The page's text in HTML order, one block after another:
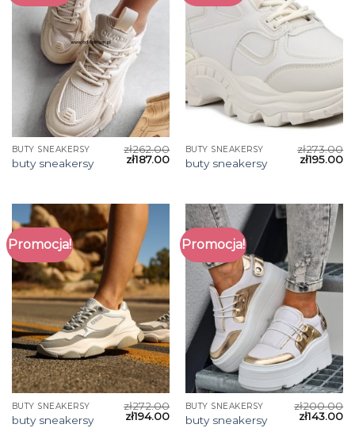
BUTY SNEAKERSY
buty sneakersy
zł262.00
zł187.00
BUTY SNEAKERSY
buty sneakersy
zł273.00
zł195.00
Promocja!
BUTY SNEAKERSY
buty sneakersy
zł272.00
zł194.00
Promocja!
BUTY SNEAKERSY
buty sneakersy
zł200.00
zł143.00